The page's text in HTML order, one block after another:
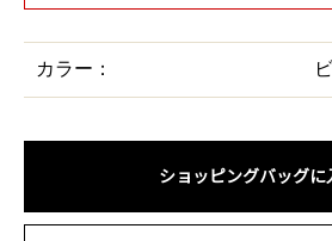
カラー：
ショッピングバッグに